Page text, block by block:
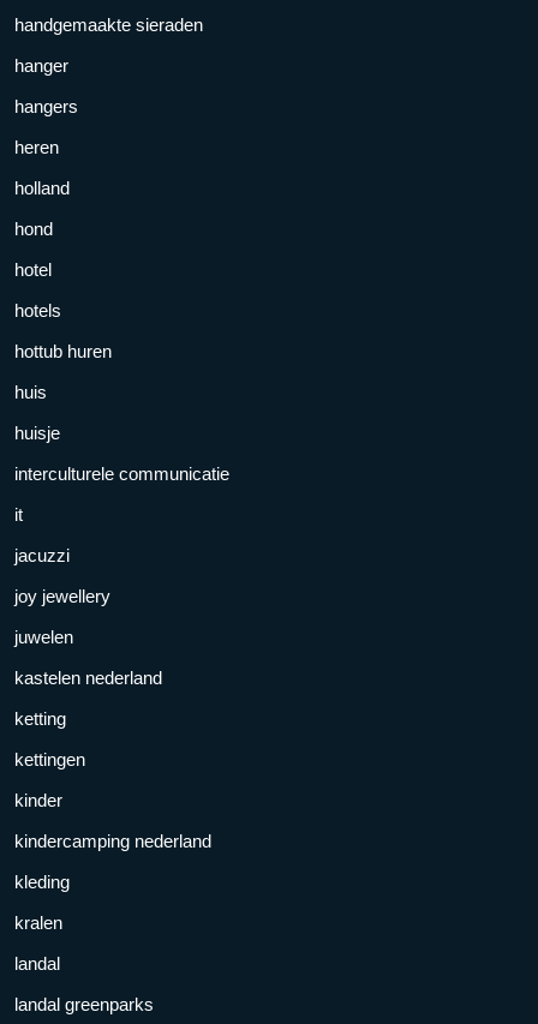
handgemaakte sieraden
hanger
hangers
heren
holland
hond
hotel
hotels
hottub huren
huis
huisje
interculturele communicatie
it
jacuzzi
joy jewellery
juwelen
kastelen nederland
ketting
kettingen
kinder
kindercamping nederland
kleding
kralen
landal
landal greenparks